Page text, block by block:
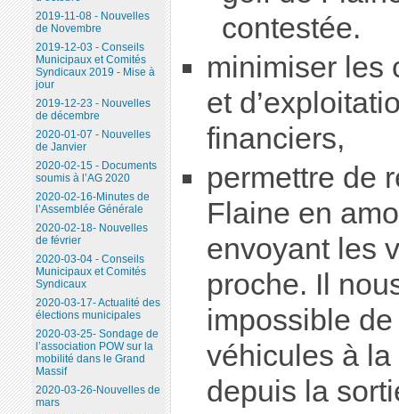
contestée.
minimiser les
et
financiers,
permettre de
Flaine en
envoyant les
proche. Il
impossible
véhicules à
depuis la
2019-11-08 - Nouvelles
de Novembre
2019-12-03 - Conseils
Municipaux et Comités
Syndicaux 2019 - Mise à
jour
2019-12-23 - Nouvelles
de décembre
2020-01-07 - Nouvelles
de Janvier
2020-02-15 - Documents
soumis à l’AG 2020
2020-02-16-Minutes de
l’Assemblée Générale
2020-02-18- Nouvelles
de février
2020-03-04 - Conseils
Municipaux et Comités
Syndicaux
2020-03-17- Actualité des
élections municipales
2020-03-25- Sondage de
l’association POW sur la
mobilité dans le Grand
Massif
2020-03-26-Nouvelles de
mars